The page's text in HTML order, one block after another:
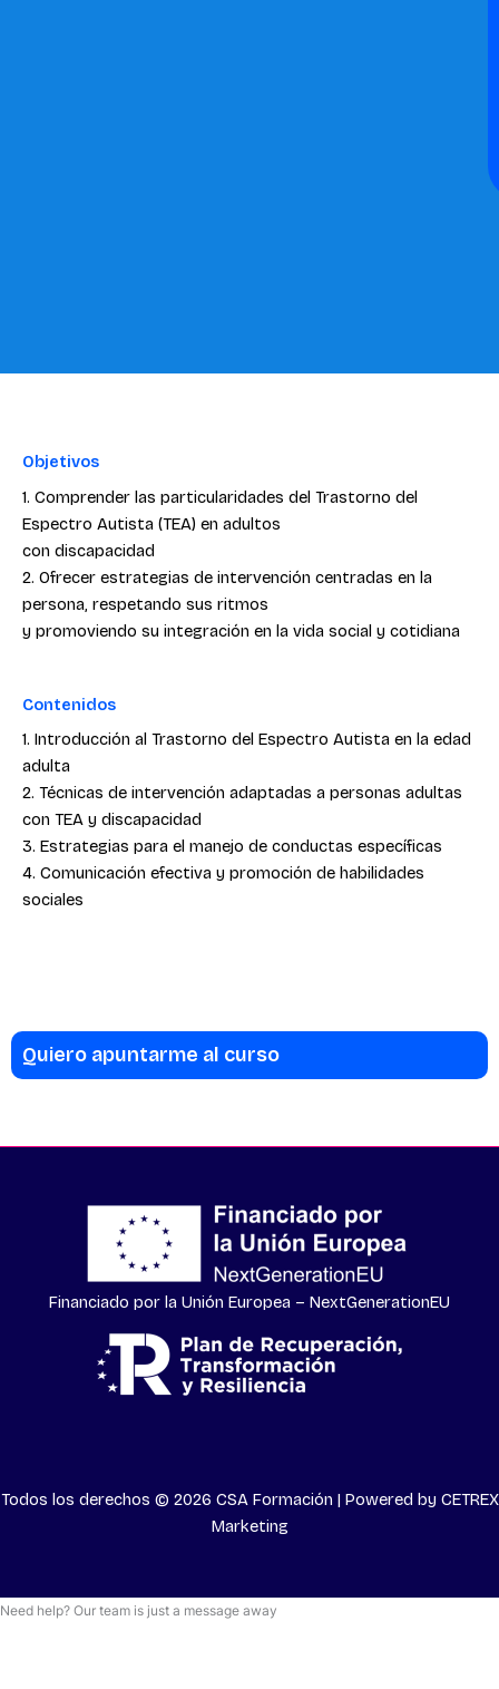
Objetivos
1. Comprender las particularidades del Trastorno del
Espectro Autista (TEA) en adultos
con discapacidad
2. Ofrecer estrategias de intervención centradas en la
persona, respetando sus ritmos
y promoviendo su integración en la vida social y cotidiana
Contenidos
1. Introducción al Trastorno del Espectro Autista en la edad
adulta
2. Técnicas de intervención adaptadas a personas adultas
con TEA y discapacidad
3. Estrategias para el manejo de conductas específicas
4. Comunicación efectiva y promoción de habilidades
sociales
Quiero apuntarme al curso
Financiado por la Unión Europea – NextGenerationEU
Todos los derechos © 2026 CSA Formación | Powered by CETREX
Marketing
Need help? Our team is just a message away